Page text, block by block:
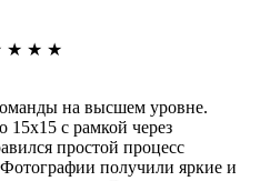
★ ★ ★
на высшем уровне.
15х15 с рамкой через
простой процесс
получили яркие и